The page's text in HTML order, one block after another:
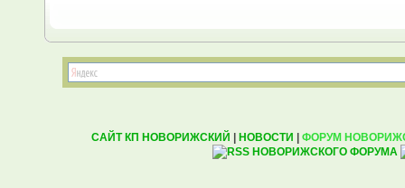
САЙТ КП НОВОРИЖСКИЙ НОВОСТИ ФОРУМ